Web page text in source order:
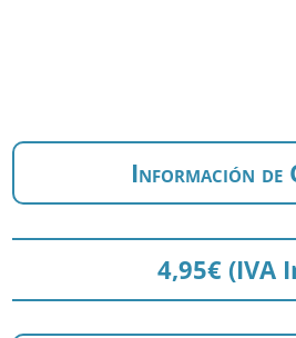
Información de
4,95€ (IVA